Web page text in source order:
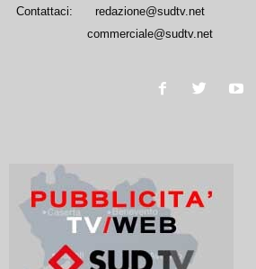
Contattaci:
redazione@sudtv.net
commerciale@sudtv.net